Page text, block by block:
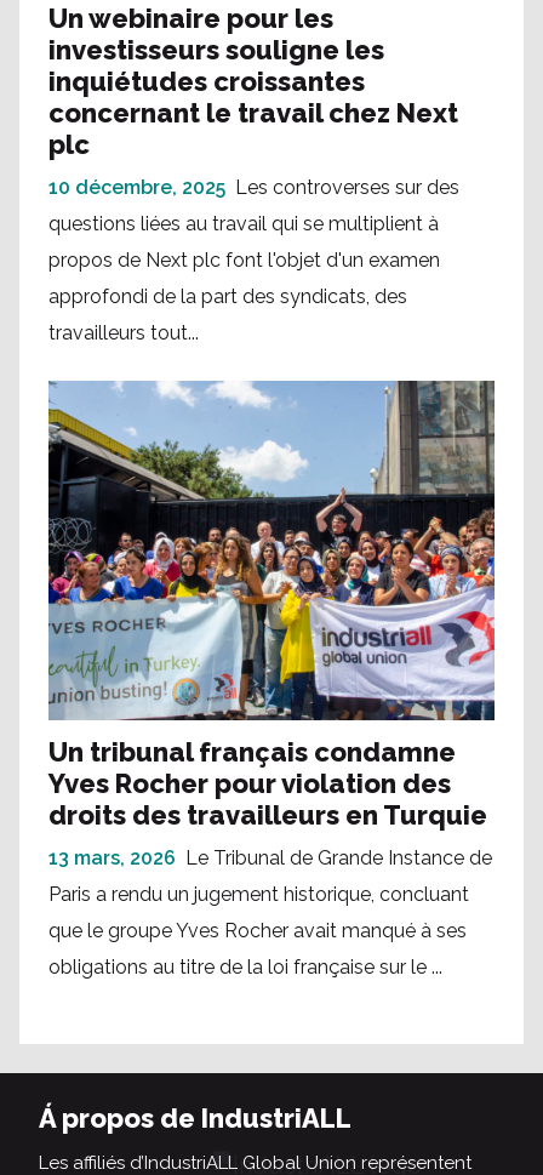
Un webinaire pour les
investisseurs souligne les
inquiétudes croissantes
concernant le travail chez Next
plc
10 décembre, 2025 Les controverses sur des
questions liées au travail qui se multiplient à
propos de Next plc font l'objet d'un examen
approfondi de la part des syndicats, des
travailleurs tout...
Un tribunal français condamne
Yves Rocher pour violation des
droits des travailleurs en Turquie
13 mars, 2026 Le Tribunal de Grande Instance de
Paris a rendu un jugement historique, concluant
que le groupe Yves Rocher avait manqué à ses
obligations au titre de la loi française sur le ...
Á propos de IndustriALL
Les affiliés d’IndustriALL Global Union représentent